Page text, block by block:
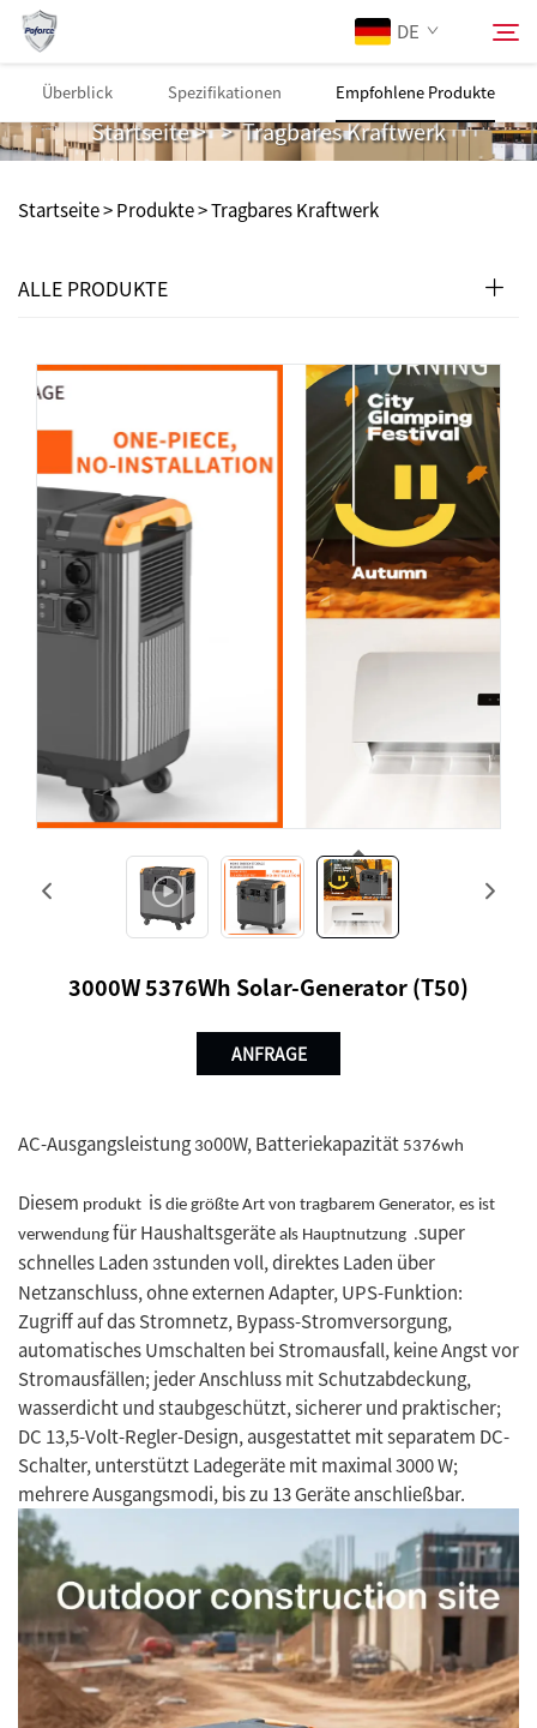
DE
Über Uns
Produkte
Dienstleistungen
Herunterladen
News
Kontaktieren Sie Uns
Tragbares Kraftwerk
Startseite>>Tragbares Kraftwerk
Startseite >Produkte>Tragbares Kraftwerk
ALLE PRODUKTE
3000W 5376Wh Solar-Generator (T50)
ANFRAGE
Überblick Spezifikationen Empfohlene Produkte
AC-Ausgangsleistung 3000W, Batteriekapazität 5376wh
Diesem produkt is die größte Art von tragbarem Generator, es ist
verwendung für Haushaltsgeräte als Hauptnutzung .super
schnelles Laden 3stunden voll, direktes Laden über
Netzanschluss, ohne externen Adapter, UPS-Funktion:
Zugriff auf das Stromnetz, Bypass-Stromversorgung,
automatisches Umschalten bei Stromausfall, keine Angst vor
Stromausfällen; jeder Anschluss mit Schutzabdeckung,
wasserdicht und staubgeschützt, sicherer und praktischer;
DC 13,5-Volt-Regler-Design, ausgestattet mit separatem DC-
Schalter, unterstützt Ladegeräte mit maximal 3000 W;
mehrere Ausgangsmodi, bis zu 13 Geräte anschließbar.